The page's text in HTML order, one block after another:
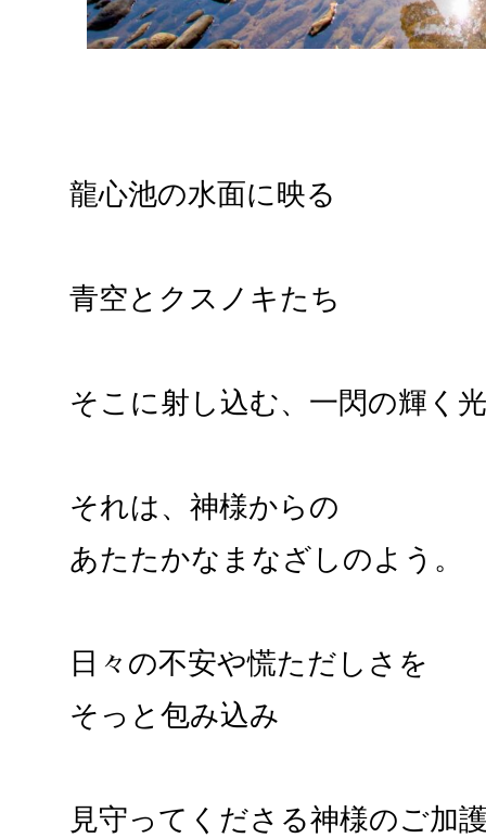
龍心池の水面に映る
青空とクスノキたち
そこに射し込む、一閃の輝く
それは、神様からの
あたたかなまなざしのよう。
日々の不安や慌ただしさを
そっと包み込み
見守ってくださる神様のご加